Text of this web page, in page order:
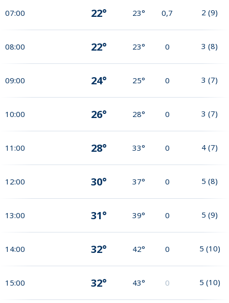
07:00 22° 23° 0,7 2 (9)
08:00 22° 23° 0 3 (8)
09:00 24° 25° 0 3 (7)
10:00 26° 28° 0 3 (7)
11:00 28° 33° 0 4 (7)
12:00 30° 37° 0 5 (8)
13:00 31° 39° 0 5 (9)
14:00 32° 42° 0 5 (10)
15:00 32° 43° 0 5 (10)